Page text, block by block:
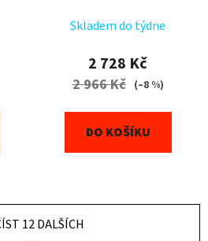
Skladem do týdne
2 728 Kč
2 966 Kč (–8 %)
DO KOŠÍKU
12 DALŠÍCH